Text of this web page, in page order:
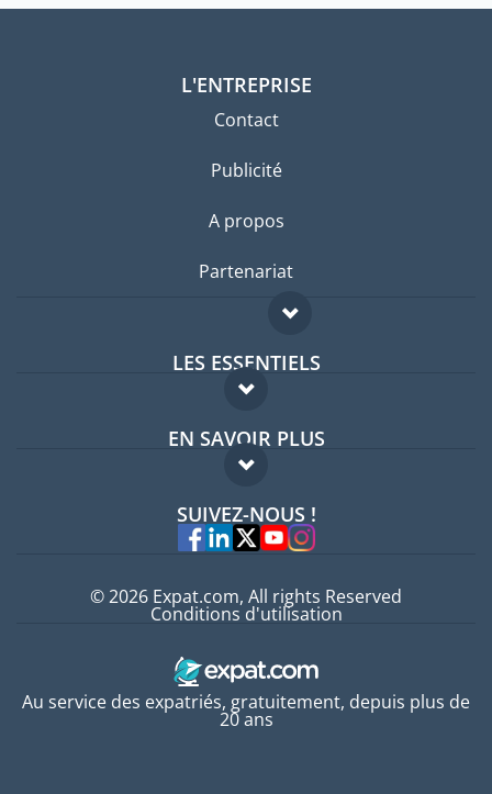
L'ENTREPRISE
Contact
Publicité
A propos
Partenariat
LES ESSENTIELS
Forum expatriés
Guides pays
EN SAVOIR PLUS
FAQ
Experts
SUIVEZ-NOUS !
Au service des expatriés, gratuitement, depuis plus de
20 ans
© 2026 Expat.com, All rights Reserved
Conditions d'utilisation